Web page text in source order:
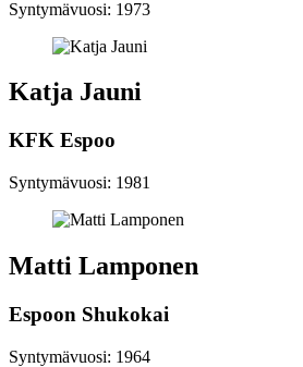
Syntymävuosi: 1973
Katja Jauni
KFK Espoo
Syntymävuosi: 1981
Matti Lamponen
Espoon Shukokai
Syntymävuosi: 1964